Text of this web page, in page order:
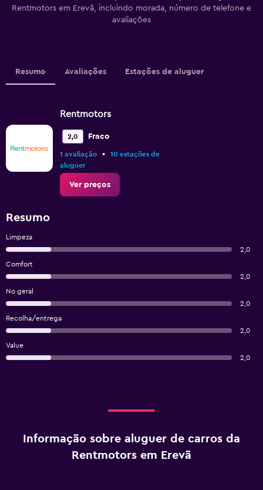
Rentmotors em Erevã, incluindo morada, número de telefone e
avaliações
Resumo Avaliações Estações de aluguer
Rentmotors
2,0 Fraco
1 avaliação •
10 estações de
aluguer
Ver preços
Resumo
Limpeza
2,0
Comfort
2,0
No geral
2,0
Recolha/entrega
2,0
Value
2,0
Informação sobre aluguer de carros da
Rentmotors em Erevã